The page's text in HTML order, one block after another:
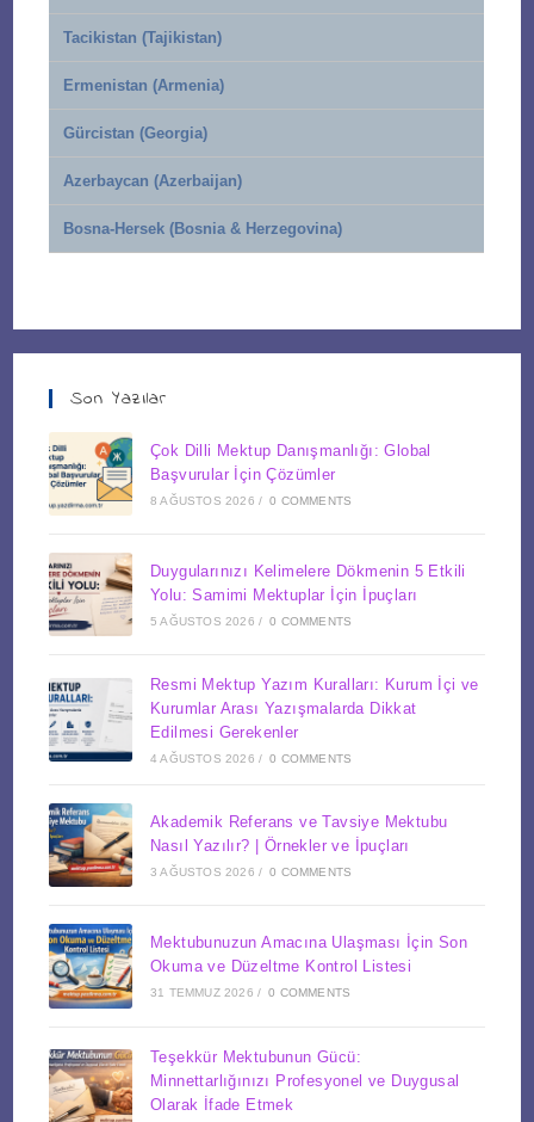
Tacikistan (Tajikistan)
Ermenistan (Armenia)
Gürcistan (Georgia)
Azerbaycan (Azerbaijan)
Bosna-Hersek (Bosnia & Herzegovina)
Son Yazılar
Çok Dilli Mektup Danışmanlığı: Global
Başvurular İçin Çözümler
8 AĞUSTOS 2026 / 0 COMMENTS
Duygularınızı Kelimelere Dökmenin 5 Etkili
Yolu: Samimi Mektuplar İçin İpuçları
5 AĞUSTOS 2026 / 0 COMMENTS
Resmi Mektup Yazım Kuralları: Kurum İçi ve
Kurumlar Arası Yazışmalarda Dikkat
Edilmesi Gerekenler
4 AĞUSTOS 2026 / 0 COMMENTS
Akademik Referans ve Tavsiye Mektubu
Nasıl Yazılır? | Örnekler ve İpuçları
3 AĞUSTOS 2026 / 0 COMMENTS
Mektubunuzun Amacına Ulaşması İçin Son
Okuma ve Düzeltme Kontrol Listesi
31 TEMMUZ 2026 / 0 COMMENTS
Teşekkür Mektubunun Gücü:
Minnettarlığınızı Profesyonel ve Duygusal
Olarak İfade Etmek